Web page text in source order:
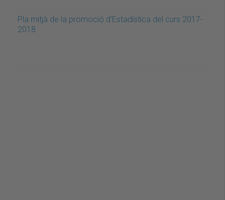
Pla mitjà de la promoció d'Estadística del curs 2017-
2018